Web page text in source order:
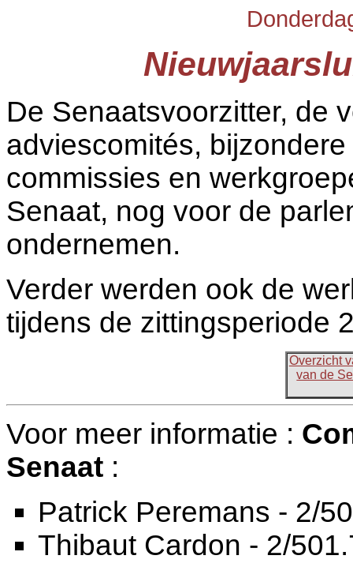
De Senaatsvoorzitter, de
adviescomités,
commissies en
Senaat, nog voor de
ondernemen.
Verder werden ook de
tijdens de zittingsperiode
Overzicht
van de
Voor meer informatie :
Senaat :
Patrick Peremans - 2/
Thibaut Cardon - 2/